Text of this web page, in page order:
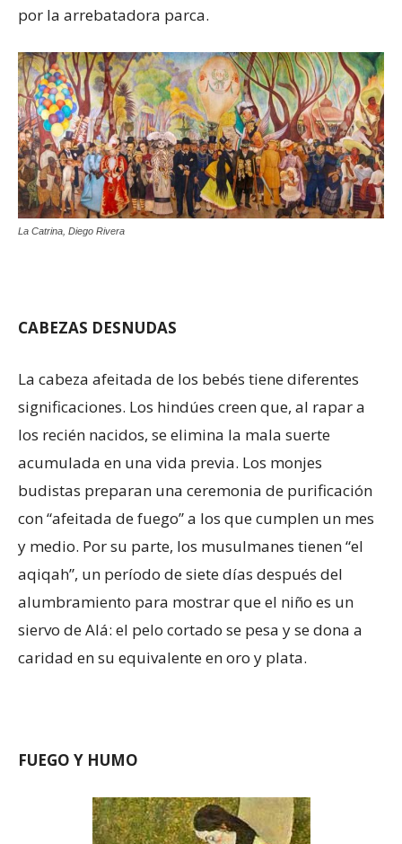
por la arrebatadora parca.
La Catrina, Diego Rivera
CABEZAS DESNUDAS
La cabeza afeitada de los bebés tiene diferentes
significaciones. Los hindúes creen que, al rapar a
los recién nacidos, se elimina la mala suerte
acumulada en una vida previa. Los monjes
budistas preparan una ceremonia de purificación
con “afeitada de fuego” a los que cumplen un mes
y medio. Por su parte, los musulmanes tienen “el
aqiqah”, un período de siete días después del
alumbramiento para mostrar que el niño es un
siervo de Alá: el pelo cortado se pesa y se dona a
caridad en su equivalente en oro y plata.
FUEGO Y HUMO